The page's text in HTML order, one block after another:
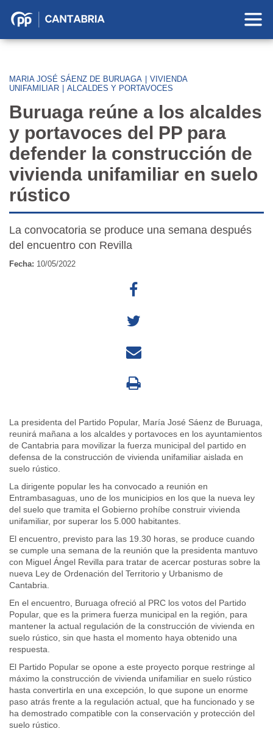
Partido
Cantabria
MARIA JOSÉ SÁENZ DE BURUAGA
VIVIENDA
UNIFAMILIAR
ALCALDES Y PORTAVOCES
Buruaga reúne a los alcaldes
y portavoces del PP para
defender la construcción de
vivienda unifamiliar en suelo
rústico
La convocatoria se produce una semana después
del encuentro con Revilla
Fecha: 10/05/2022
La presidenta del Partido Popular, María José Sáenz de Buruaga,
reunirá mañana a los alcaldes y portavoces en los ayuntamientos
de Cantabria para movilizar la fuerza municipal del partido en
defensa de la construcción de vivienda unifamiliar aislada en
suelo rústico.
La dirigente popular les ha convocado a reunión en
Entrambasaguas, uno de los municipios en los que la nueva ley
del suelo que tramita el Gobierno prohíbe construir vivienda
unifamiliar, por superar los 5.000 habitantes.
El encuentro, previsto para las 19.30 horas, se produce cuando
se cumple una semana de la reunión que la presidenta mantuvo
con Miguel Ángel Revilla para tratar de acercar posturas sobre la
nueva Ley de Ordenación del Territorio y Urbanismo de
Cantabria.
En el encuentro, Buruaga ofreció al PRC los votos del Partido
Popular, que es la primera fuerza municipal en la región, para
mantener la actual regulación de la construcción de vivienda en
suelo rústico, sin que hasta el momento haya obtenido una
respuesta.
El Partido Popular se opone a este proyecto porque restringe al
máximo la construcción de vivienda unifamiliar en suelo rústico
hasta convertirla en una excepción, lo que supone un enorme
paso atrás frente a la regulación actual, que ha funcionado y se
ha demostrado compatible con la conservación y protección del
suelo rústico.